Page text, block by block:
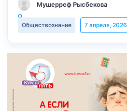
Мушерреф Рысбекова
Обществознание 7 апреля, 2026